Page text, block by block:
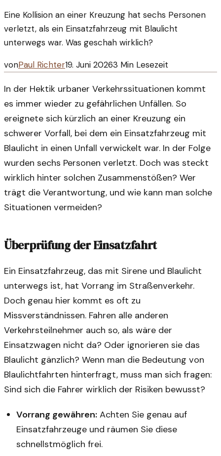
Eine Kollision an einer Kreuzung hat sechs Personen
verletzt, als ein Einsatzfahrzeug mit Blaulicht
unterwegs war. Was geschah wirklich?
vonPaul Richter19. Juni 20263 Min Lesezeit
In der Hektik urbaner Verkehrssituationen kommt
es immer wieder zu gefährlichen Unfällen. So
ereignete sich kürzlich an einer Kreuzung ein
schwerer Vorfall, bei dem ein Einsatzfahrzeug mit
Blaulicht in einen Unfall verwickelt war. In der Folge
wurden sechs Personen verletzt. Doch was steckt
wirklich hinter solchen Zusammenstößen? Wer
trägt die Verantwortung, und wie kann man solche
Situationen vermeiden?
Überprüfung der Einsatzfahrt
Ein Einsatzfahrzeug, das mit Sirene und Blaulicht
unterwegs ist, hat Vorrang im Straßenverkehr.
Doch genau hier kommt es oft zu
Missverständnissen. Fahren alle anderen
Verkehrsteilnehmer auch so, als wäre der
Einsatzwagen nicht da? Oder ignorieren sie das
Blaulicht gänzlich? Wenn man die Bedeutung von
Blaulichtfahrten hinterfragt, muss man sich fragen:
Sind sich die Fahrer wirklich der Risiken bewusst?
Vorrang gewähren: Achten Sie genau auf
Einsatzfahrzeuge und räumen Sie diese
schnellstmöglich frei.